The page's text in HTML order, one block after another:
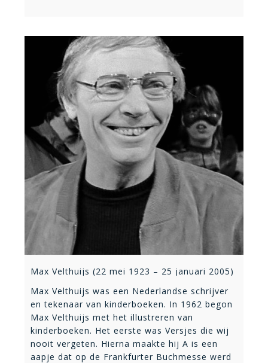
Max Velthuijs (22 mei 1923 – 25 januari 2005)
Max Velthuijs was een Nederlandse schrijver
en tekenaar van kinderboeken. In 1962 begon
Max Velthuijs met het illustreren van
kinderboeken. Het eerste was Versjes die wij
nooit vergeten. Hierna maakte hij A is een
aapje dat op de Frankfurter Buchmesse werd